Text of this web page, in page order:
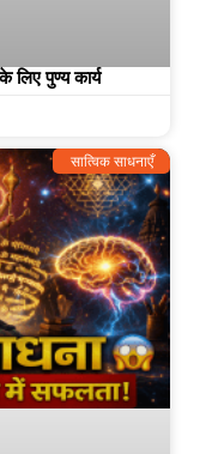
लिए पुण्य कार्य
सात्विक साधनाएँ